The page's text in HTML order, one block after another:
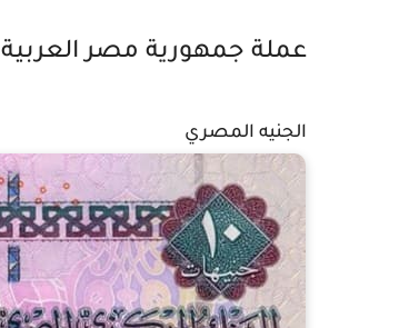
عملة جمهورية مصر العربية
الجنيه المصري